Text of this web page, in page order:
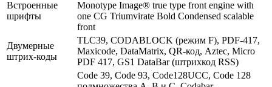
Встроенные
шрифты
Monotype Image® true type front engine with
one CG Triumvirate Bold Condensed scalable
front
Двумерные
штрих-коды
TLC39, CODABLOCK (режим F), PDF-417,
Maxicode, DataMatrix, QR-код, Aztec, Micro
PDF 417, GS1 DataBar (штрихкод RSS)
Code 39, Code 93, Code128UCC, Code 128